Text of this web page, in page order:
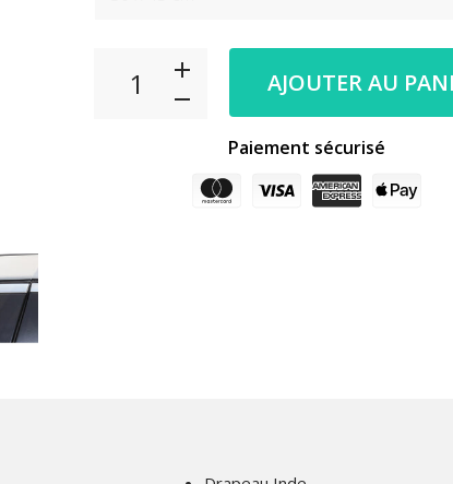
AJOUTER AU
Paiement sécurisé